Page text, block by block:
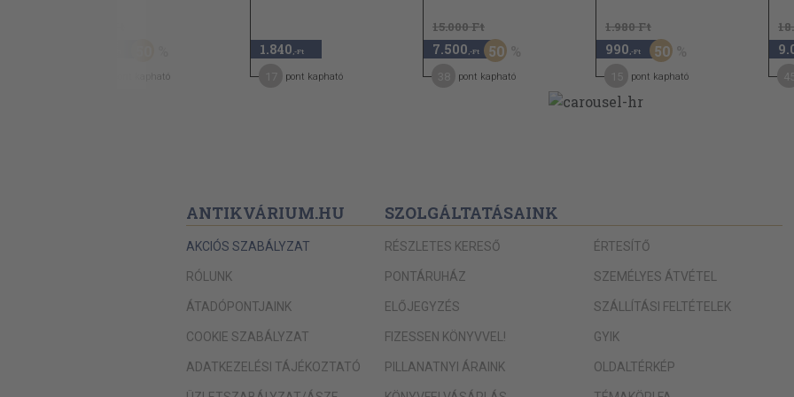
pont kapható
1.840 ,-Ft
pont kapható
15.000 Ft
7.500 ,-Ft 50
pont kapható
1.980 Ft
990 ,-Ft 50
pont kapható
ANTIKVÁRIUM.HU
AKCIÓS SZABÁLYZAT
RÓLUNK
ÁTADÓPONTJAINK
COOKIE SZABÁLYZAT
ADATKEZELÉSI TÁJÉKOZTATÓ
SZOLGÁLTATÁSAINK
RÉSZLETES KERESŐ
PONTÁRUHÁZ
ELŐJEGYZÉS
FIZESSEN KÖNYVVEL!
PILLANATNYI ÁRAINK
ÉRTESÍTŐ
SZEMÉLYES ÁTVÉTEL
SZÁLLÍTÁSI FELTÉTELEK
GYIK
OLDALTÉRKÉP